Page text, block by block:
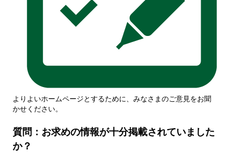
よりよいホームページとするために、みなさまのご意見をお聞
かせください。
質問：お求めの情報が十分掲載されていました
か？